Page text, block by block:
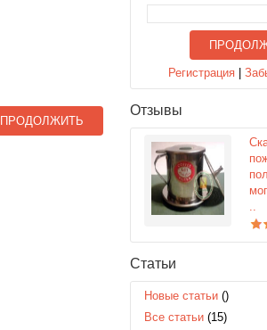
ПРОДОЛЖИТЬ
Регистрация |
Отзывы
..
Статьи
Новые статьи ()
Все статьи (15)